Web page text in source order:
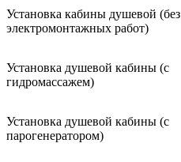
Установка кабины душевой (без
электромонтажных работ)
Установка душевой кабины (с
гидромассажем)
Установка душевой кабины (с
парогенератором)